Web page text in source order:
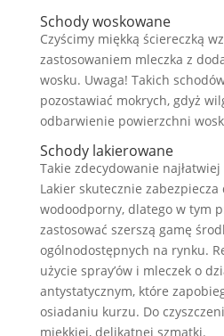
Schody woskowane
Czyścimy miękką ściereczką
zastosowaniem mleczka z
wosku. Uwaga! Takich
pozostawiać mokrych, gdyż
odbarwienie powierzchni
Schody lakierowane
Takie zdecydowanie
Lakier skutecznie
wodoodporny, dlatego w tym
zastosować szerszą gamę
ogólnodostępnych na rynku.
użycie spray’ów i mleczek o
antystatycznym, które
osiadaniu kurzu. Do
miękkiej, delikatnej szmatki.